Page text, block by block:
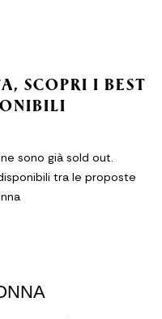
SCOPRI I BEST
sono già sold out.
tra le proposte